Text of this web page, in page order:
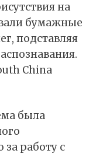
на
бумажные
подставляя
China
была
работу с